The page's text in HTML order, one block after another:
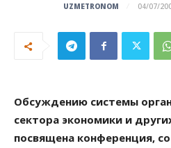
UZMETRONOM 04/07/
Обсуждению системы
сектора экономики и
посвящена конференция,